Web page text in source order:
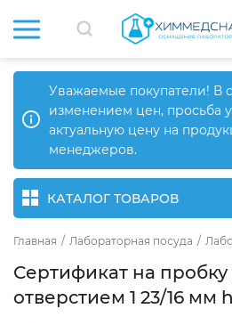
Уважаемые покупатели! В
изменением цен, просьба
актуальную цену на
менеджеров.
КАТАЛОГ ТОВАРОВ
Главная / Лабораторная посуда /
Сертификат на
отверстием 1 23/16 мм